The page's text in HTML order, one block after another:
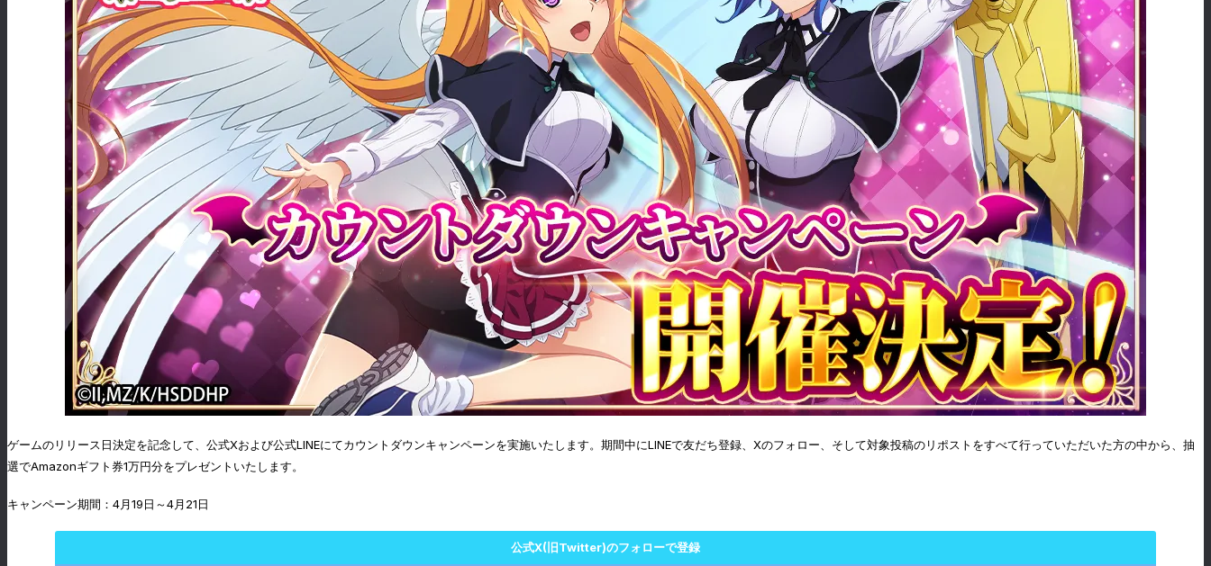
ゲームのリリース日決定を記念して、公式Xおよび公式LINEにてカウントダウンキャンペーンを実施いたします。期間中にLINEで友だち登録、Xのフォロー、そして対象投稿のリポストをすべて行っていただいた方の中から、抽
選でAmazonギフト券1万円分をプレゼントいたします。
キャンペーン期間：4月19日～4月21日
公式X(旧Twitter)のフォローで登録